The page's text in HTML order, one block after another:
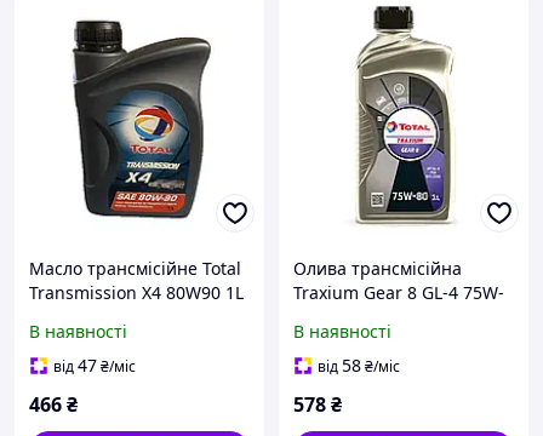
Масло трансмісійне Total
Transmission X4 80W90 1L
В наявності
від47₴/міс
466₴
Олива трансмісійна
Traxium Gear 8 GL-4 75W-
В наявності
від58₴/міс
578₴